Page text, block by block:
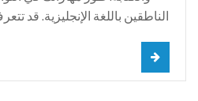
الناطقين باللغة الإنجليزية. قد